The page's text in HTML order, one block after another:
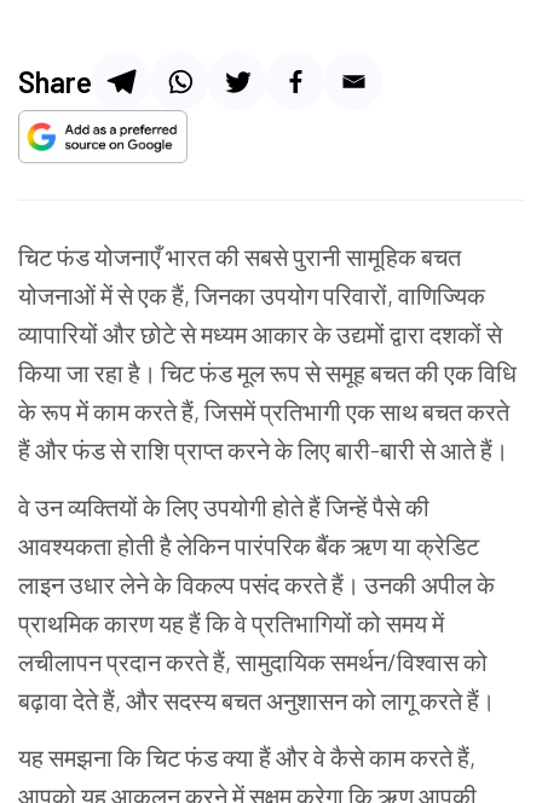
Share
चिट फंड योजनाएँ भारत की सबसे पुरानी सामूहिक बचत
योजनाओं में से एक हैं, जिनका उपयोग परिवारों, वाणिज्यिक
व्यापारियों और छोटे से मध्यम आकार के उद्यमों द्वारा दशकों से
किया जा रहा है। चिट फंड मूल रूप से समूह बचत की एक विधि
के रूप में काम करते हैं, जिसमें प्रतिभागी एक साथ बचत करते
हैं और फंड से राशि प्राप्त करने के लिए बारी-बारी से आते हैं।
वे उन व्यक्तियों के लिए उपयोगी होते हैं जिन्हें पैसे की
आवश्यकता होती है लेकिन पारंपरिक बैंक ऋण या क्रेडिट
लाइन उधार लेने के विकल्प पसंद करते हैं। उनकी अपील के
प्राथमिक कारण यह हैं कि वे प्रतिभागियों को समय में
लचीलापन प्रदान करते हैं, सामुदायिक समर्थन/विश्वास को
बढ़ावा देते हैं, और सदस्य बचत अनुशासन को लागू करते हैं।
यह समझना कि चिट फंड क्या हैं और वे कैसे काम करते हैं,
आपको यह आकलन करने में सक्षम करेगा कि ऋण आपकी